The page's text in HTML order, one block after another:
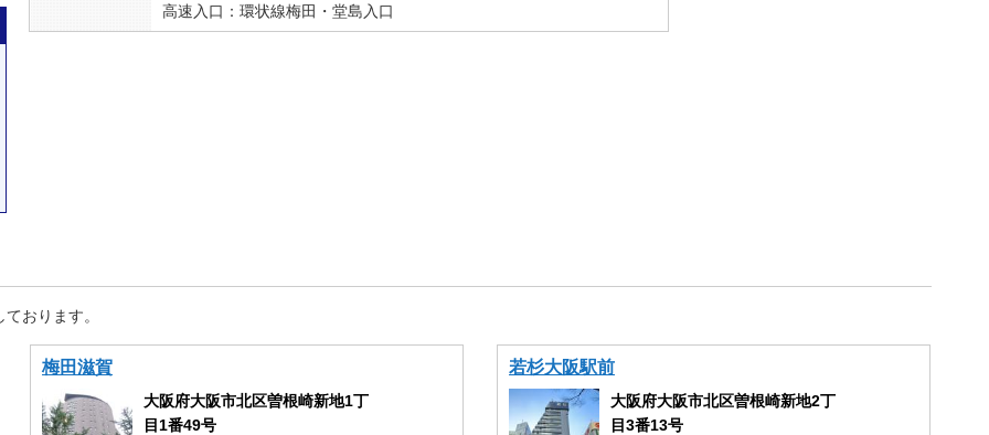
高速入口：環状線梅田・堂島入口
おります。
梅田滋賀
大阪府大阪市北区曽根崎新地1丁
目1番49号
若杉大阪駅前
大阪府大阪市北区曽根崎新地2丁
目3番13号